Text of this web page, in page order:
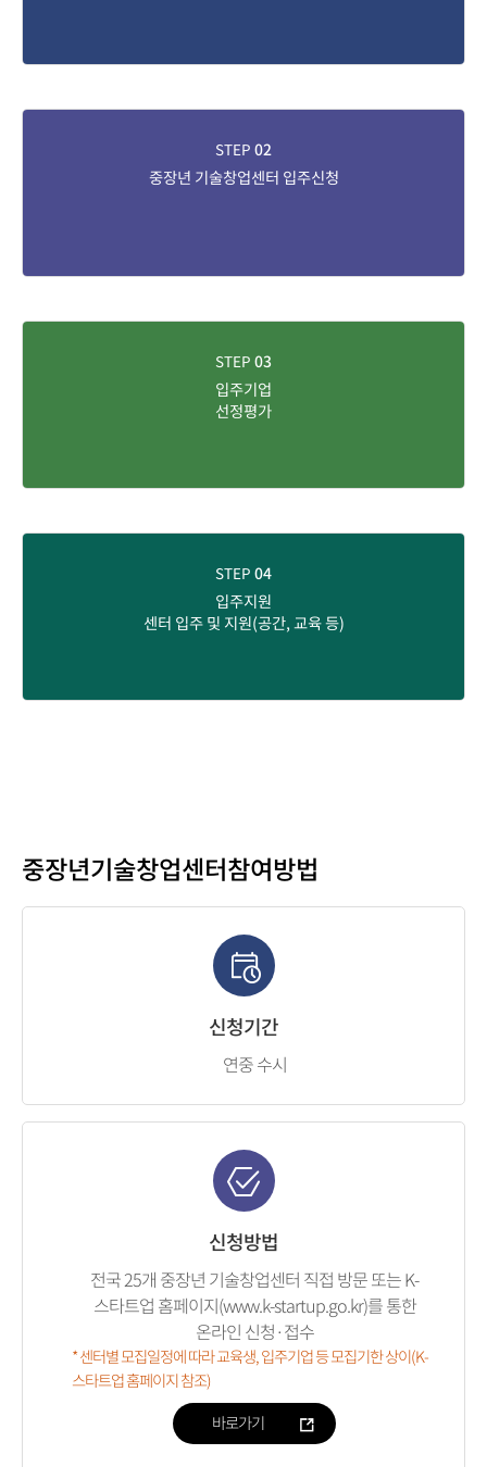
STEP 02
중장년 기술창업센터 입주신청
STEP 03
입주기업
선정평가
STEP 04
입주지원
센터 입주 및 지원(공간, 교육 등)
중장년기술창업센터참여방법
신청기간
연중 수시
신청방법
전국 25개 중장년 기술창업센터 직접 방문 또는 K-
스타트업 홈페이지(www.k-startup.go.kr)를 통한
온라인 신청·접수
* 센터별 모집일정에 따라 교육생, 입주기업 등 모집기한 상이(K-
스타트업 홈페이지 참조)
바로가기